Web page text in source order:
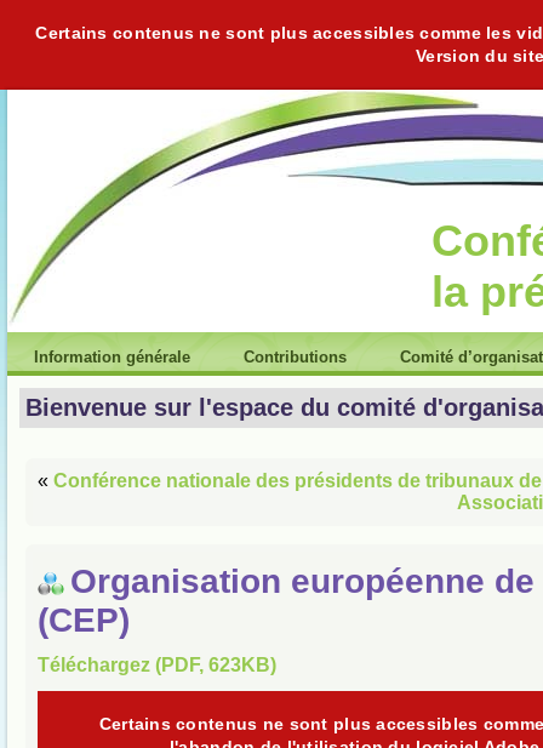
Certains contenus ne sont plus accessibles comme les
Version du
la
Information générale Contributions Comité
Bienvenue sur l'espace du comité
« Conférence nationale des présidents de tribunaux
Organisation européenne
(CEP)
Téléchargez (PDF, 623KB)